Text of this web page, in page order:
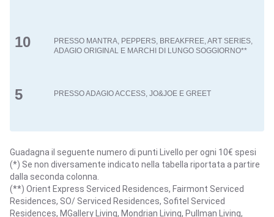
10
5
Guadagna il seguente numero di punti Livello per ogni 10€ spesi
(*) Se non diversamente indicato nella tabella riportata a partire
dalla seconda colonna.
(**) Orient Express Serviced Residences, Fairmont Serviced
Residences, SO/ Serviced Residences, Sofitel Serviced
Residences, MGallery Living, Mondrian Living, Pullman Living,